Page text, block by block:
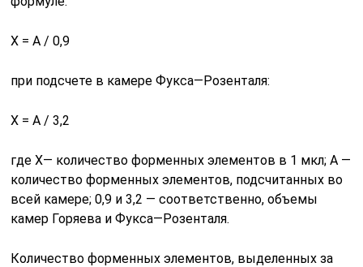
X = A / 0,9
при подсчете в камере Фукса—Розенталя:
X = A / 3,2
где X— количество форменных элементов в 1 мкл; А —
количество форменных элементов, подсчитанных во
всей камере; 0,9 и 3,2 — соответственно, объемы
камер Горяева и Фукса—Розенталя.
Количество форменных элементов, выделенных за